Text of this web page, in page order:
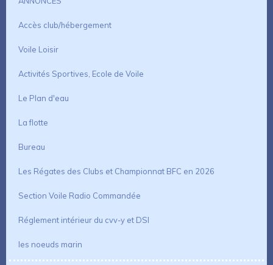
Accès club/hébergement
Voile Loisir
Activités Sportives, Ecole de Voile
Le Plan d'eau
La flotte
Bureau
Les Régates des Clubs et Championnat BFC en 2026
Section Voile Radio Commandée
Réglement intérieur du cvv-y et DSI
les noeuds marin